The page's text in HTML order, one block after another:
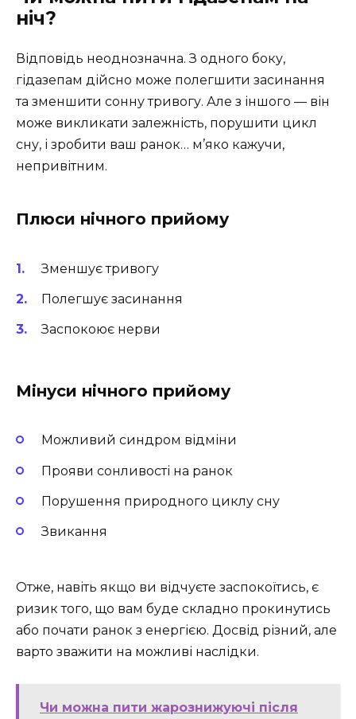
ніч?
Відповідь неоднозначна. З одного боку,
гідазепам дійсно може полегшити засинання
та зменшити сонну тривогу. Але з іншого — він
може викликати залежність, порушити цикл
сну, і зробити ваш ранок… м’яко кажучи,
непривітним.
Плюси нічного прийому
Зменшує тривогу
Полегшує засинання
Заспокоює нерви
Мінуси нічного прийому
Можливий синдром відміни
Прояви сонливості на ранок
Порушення природного циклу сну
Звикання
Отже, навіть якщо ви відчуєте заспокоїтись, є
ризик того, що вам буде складно прокинутись
або почати ранок з енергією. Досвід різний, але
варто зважити на можливі наслідки.
Чи можна пити жарознижуючі після